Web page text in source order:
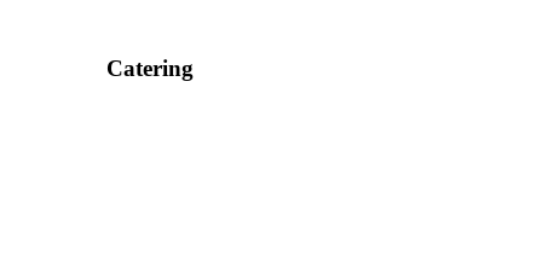
Catering